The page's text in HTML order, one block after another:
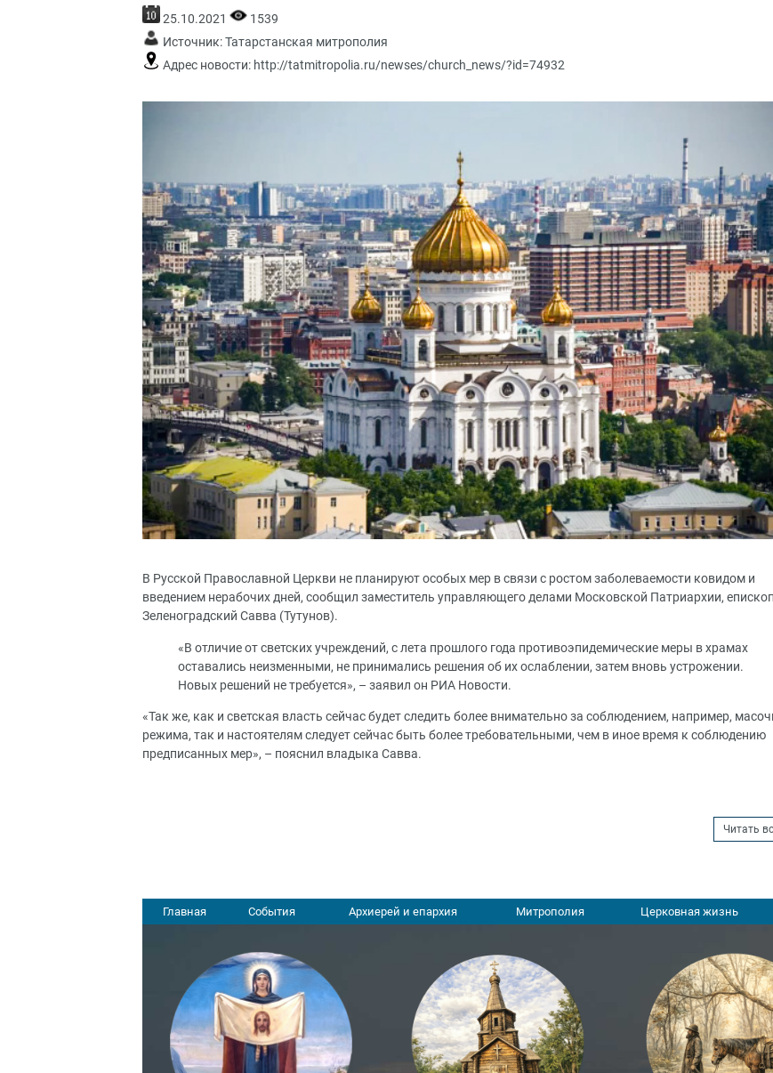
25.10.2021
1539
Источник:Татарстанская митрополия
Адрес новости: http://tatmitropolia.ru/newses/church_news/?id=74932
В Русской Православной Церкви не планируют особых мер в связи с ростом заболеваемости ковидом и
введением нерабочих дней, сообщил заместитель управляющего делами Московской Патриархии, епископ
Зеленоградский Савва (Тутунов).
«В отличие от светских учреждений, с лета прошлого года противоэпидемические меры в храмах
оставались неизменными, не принимались решения об их ослаблении, затем вновь устрожении.
Новых решений не требуется», – заявил он РИА Новости.
«Так же, как и светская власть сейчас будет следить более внимательно за соблюдением, например,
режима, так и настоятелям следует сейчас быть более требовательными, чем в иное время к соблюдению
предписанных мер», – пояснил владыка Савва.
Читать
Главная События Архиерей и епархия Митрополия Церковная жизнь